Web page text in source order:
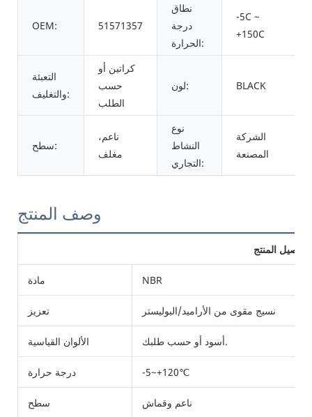
OEM: 51571357
نطاق
درجة
الحرارة:
-5C ~
+150C
التعبئة
والتغليف:
كراتين أو
حسب
الطلب
لون: BLACK
سطح:
ناعم،
مغلف
نوع
النشاط
التجاري:
الشركة
المصنعة
وصف المنتج
تفاصيل المنتج
مادة NBR
تعزيز نسيج مقوى من الأراميد/البوليستر
الألوان القياسية أسود أو حسب طلبك.
درجة حرارة -5~+120℃
سطح ناعم وقماش